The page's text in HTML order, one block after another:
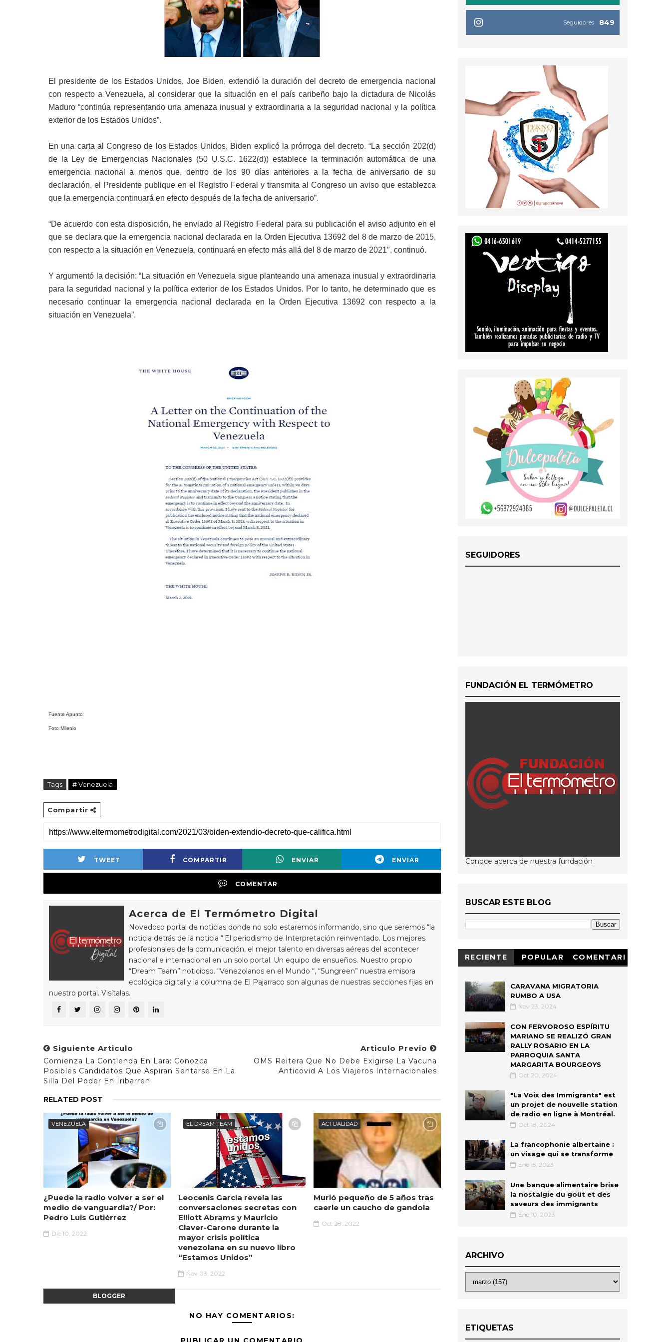
El presidente de los Estados Unidos, Joe Biden, extendió la duración del decreto de emergencia nacional
con respecto a Venezuela, al considerar que la situación en el país caribeño bajo la dictadura de Nicolás
Maduro “continúa representando una amenaza inusual y extraordinaria a la seguridad nacional y la política
exterior de los Estados Unidos”.
En una carta al Congreso de los Estados Unidos, Biden explicó la prórroga del decreto. “La sección 202(d)
de la Ley de Emergencias Nacionales (50 U.S.C. 1622(d)) establece la terminación automática de una
emergencia nacional a menos que, dentro de los 90 días anteriores a la fecha de aniversario de su
declaración, el Presidente publique en el Registro Federal y transmita al Congreso un aviso que establezca
que la emergencia continuará en efecto después de la fecha de aniversario”.
“De acuerdo con esta disposición, he enviado al Registro Federal para su publicación el aviso adjunto en el
que se declara que la emergencia nacional declarada en la Orden Ejecutiva 13692 del 8 de marzo de 2015,
con respecto a la situación en Venezuela, continuará en efecto más allá del 8 de marzo de 2021″, continuó.
Y argumentó la decisión: “La situación en Venezuela sigue planteando una amenaza inusual y extraordinaria
para la seguridad nacional y la política exterior de los Estados Unidos. Por lo tanto, he determinado que es
necesario continuar la emergencia nacional declarada en la Orden Ejecutiva 13692 con respecto a la
situación en Venezuela”.
Fuente Apunto
Foto Milenio
Tags # Venezuela
Compartir
TWEET COMPARTIR ENVIAR ENVIAR
COMENTAR
Acerca de El Termómetro Digital
Novedoso portal de noticias donde no solo estaremos informando, sino que seremos “la
noticia detrás de la noticia “.El periodismo de Interpretación reinventado. Los mejores
profesionales de la comunicación, el mejor talento en diversas aéreas del acontecer
nacional e internacional en un solo portal. Un equipo de ensueños. Nuestro propio
“Dream Team” noticioso. “Venezolanos en el Mundo “, “Sungreen” nuestra emisora
ecológica digital y la columna de El Pajarraco son algunas de nuestras secciones fijas en
nuestro portal. Visítalas.
Siguiente Articulo
Comienza La Contienda En Lara: Conozca
Posibles Candidatos Que Aspiran Sentarse En La
Silla Del Poder En Iribarren
Articulo Previo
OMS Reitera Que No Debe Exigirse La Vacuna
Anticovid A Los Viajeros Internacionales
RELATED POST
VENEZUELA
¿Puede la radio volver a ser el
medio de vanguardia?/ Por:
Pedro Luis Gutiérrez
Dic 10, 2022
EL DREAM TEAM
Leocenis García revela las
conversaciones secretas con
Elliott Abrams y Mauricio
Claver-Carone durante la
mayor crisis política
venezolana en su nuevo libro
“Estamos Unidos”
Nov 03, 2022
ACTUALIDAD
Murió pequeño de 5 años tras
caerle un caucho de gandola
Oct 28, 2022
BLOGGER
NO HAY COMENTARIOS:
849
Seguidores
SEGUIDORES
FUNDACIÓN EL TERMÓMETRO
Conoce acerca de nuestra fundación
BUSCAR ESTE BLOG
RECIENTE POPULAR
COMENTARI
CARAVANA MIGRATORIA
RUMBO A USA
Nov 23, 2024
CON FERVOROSO ESPÍRITU
MARIANO SE REALIZÓ GRAN
RALLY ROSARIO EN LA
PARROQUIA SANTA
MARGARITA BOURGEOYS
Oct 20, 2024
"La Voix des Immigrants" est
un projet de nouvelle station
de radio en ligne à Montréal.
Oct 18, 2024
La francophonie albertaine :
un visage qui se transforme
Ene 15, 2023
Une banque alimentaire brise
la nostalgie du goût et des
saveurs des immigrants
Ene 10, 2023
ARCHIVO
ETIQUETAS